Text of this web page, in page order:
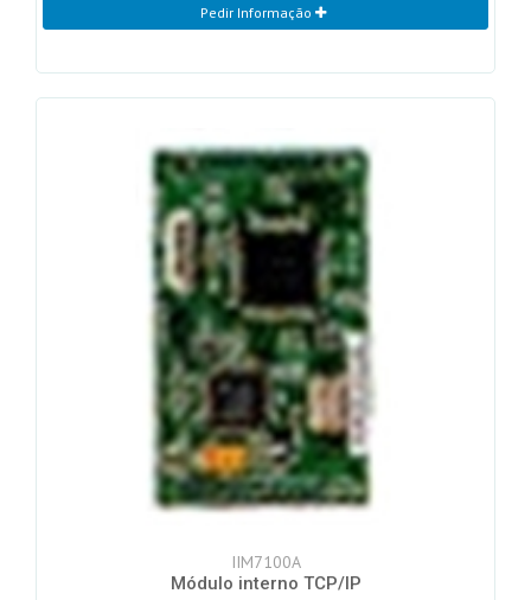
Pedir Informação
IIM7100A
Módulo interno TCP/IP